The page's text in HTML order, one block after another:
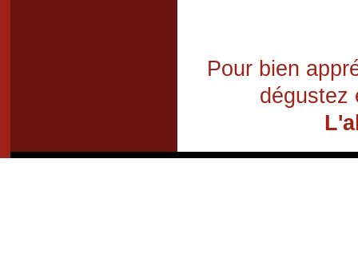
Pour bien
dégustez